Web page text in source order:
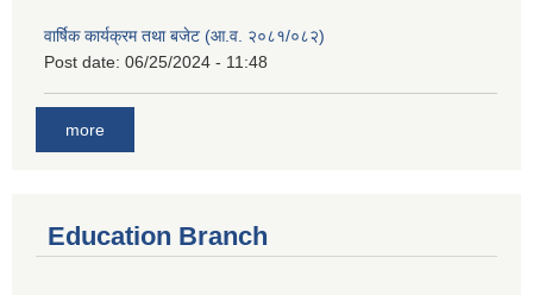
वार्षिक कार्यक्रम तथा बजेट (आ.व. २०८१/०८२)
Post date: 06/25/2024 - 11:48
more
Education Branch